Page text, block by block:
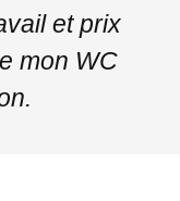
et prix
mon WC